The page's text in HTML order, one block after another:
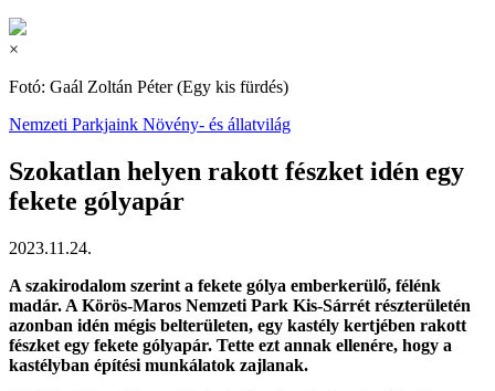
×
Fotó: Gaál Zoltán Péter (Egy kis fürdés)
Nemzeti Parkjaink Növény- és állatvilág
Szokatlan helyen rakott fészket idén egy
fekete gólyapár
2023.11.24.
A szakirodalom szerint a fekete gólya emberkerülő, félénk
madár. A Körös-Maros Nemzeti Park Kis-Sárrét részterületén
azonban idén mégis belterületen, egy kastély kertjében rakott
fészket egy fekete gólyapár. Tette ezt annak ellenére, hogy a
kastélyban építési munkálatok zajlanak.